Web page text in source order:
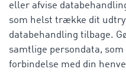
eller afvise
som helst trække dit
databehandling tilbage.
samtlige persondata,
forbindelse med din